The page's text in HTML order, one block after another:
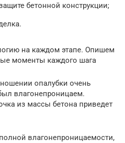
бетонной конструкции;
на каждом этапе. Опишем
моменты каждого шага
опалубки очень
влагонепроницаем.
из массы бетона приведет
влагонепроницаемости,